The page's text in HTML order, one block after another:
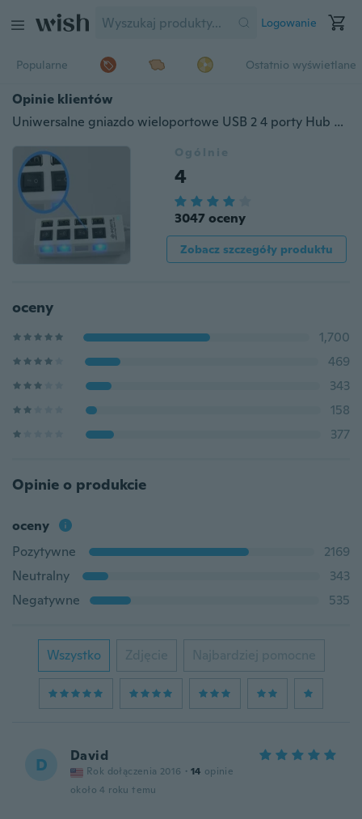
Logowanie
Popularne Ostatnio wyświetlane
Opinie klientów
Uniwersalne gniazdo wieloportowe USB 2 4 porty Hub USB Ładowarka / stacja ładująca
Ogólnie
4
3047 oceny
Zobacz szczegóły produktu
oceny
1,700
469
343
158
377
Opinie o produkcie
oceny
Pozytywne
2169
Neutralny
343
Negatywne
535
Wszystko Zdjęcie Najbardziej pomocne
D David
Rok dołączenia 2016 · 14 opinie
około 4 roku temu